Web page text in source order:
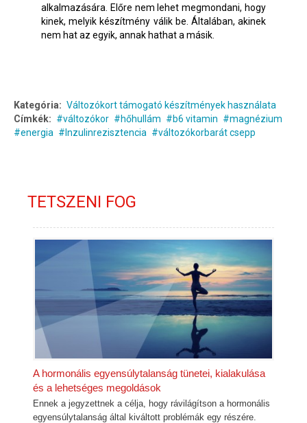
alkalmazására. Előre nem lehet megmondani, hogy
kinek, melyik készítmény válik be. Általában, akinek
nem hat az egyik, annak hathat a másik.
Kategória: Változókort támogató készítmények használata
Címkék:
változókor hőhullám b6 vitamin
magnézium
energia
Inzulinrezisztencia változókorbarát csepp
TETSZENI FOG
A hormonális egyensúlytalanság tünetei, kialakulása
és a lehetséges megoldások
Ennek a jegyzettnek a célja, hogy rávilágítson a hormonális
egyensúlytalanság által kiváltott problémák egy részére.